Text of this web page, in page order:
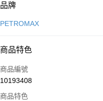
付款方式
信用卡一次付款
合作金庫商業銀行
華南商業銀行
上海商業儲蓄銀行
超商取貨付款
LINE Pay
品牌
PETROMAX
商品特色
商品編號
10193408
商品特色